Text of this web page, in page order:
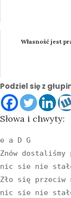
Własność jest
Podziel się z
Słowa i chwyty:
e a D G
Znów
nic sie nie
Zło się przeciw
nic sie nie